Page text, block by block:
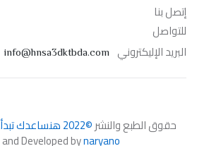
إتصل بنا
للتواصل
البريد الإليكتروني info@hnsa3dktbda.com
حقوق الطبع والنشر©2022 هنساعدك تبدأ
Developed bynaryano